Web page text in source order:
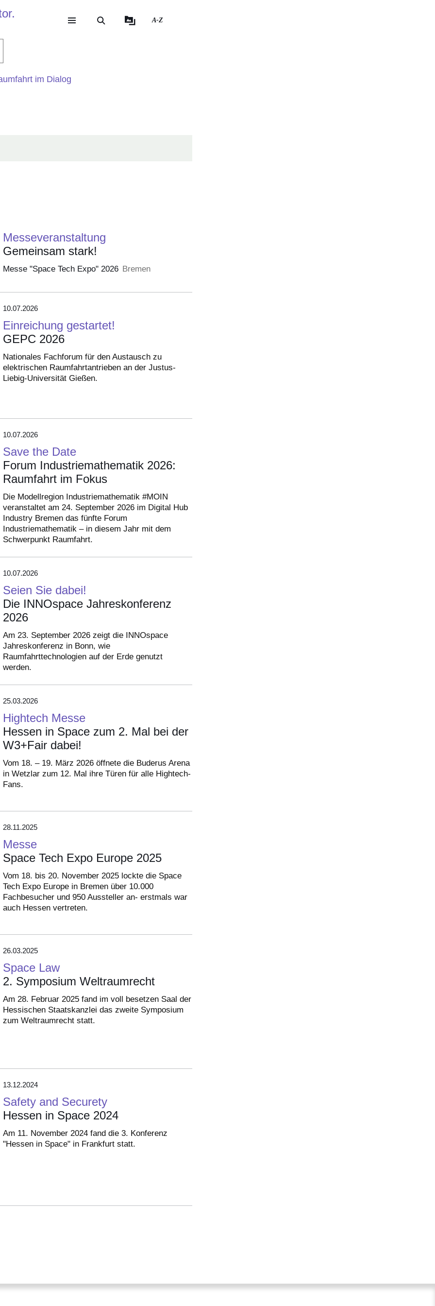
A-Z
im Dialog
Messeveranstaltung
Gemeinsam stark!
Messe "Space Tech Expo" 2026 Bremen
10.07.2026
Einreichung gestartet!
GEPC 2026
Nationales Fachforum für den Austausch zu
elektrischen Raumfahrtantrieben an der Justus-
Liebig-Universität Gießen.
10.07.2026
Save the Date
Forum Industriemathematik 2026:
Raumfahrt im Fokus
Die Modellregion Industriemathematik #MOIN
veranstaltet am 24. September 2026 im Digital Hub
Industry Bremen das fünfte Forum
Industriemathematik – in diesem Jahr mit dem
Schwerpunkt Raumfahrt.
10.07.2026
Seien Sie dabei!
Die INNOspace Jahreskonferenz
2026
Am 23. September 2026 zeigt die INNOspace
Jahreskonferenz in Bonn, wie
Raumfahrttechnologien auf der Erde genutzt
werden.
25.03.2026
Hightech Messe
Hessen in Space zum 2. Mal bei der
W3+Fair dabei!
Vom 18. – 19. März 2026 öffnete die Buderus Arena
in Wetzlar zum 12. Mal ihre Türen für alle Hightech-
Fans.
28.11.2025
Messe
Space Tech Expo Europe 2025
Vom 18. bis 20. November 2025 lockte die Space
Tech Expo Europe in Bremen über 10.000
Fachbesucher und 950 Aussteller an- erstmals war
auch Hessen vertreten.
26.03.2025
Space Law
2. Symposium Weltraumrecht
Am 28. Februar 2025 fand im voll besetzen Saal der
Hessischen Staatskanzlei das zweite Symposium
zum Weltraumrecht statt.
13.12.2024
Safety and Securety
Hessen in Space 2024
Am 11. November 2024 fand die 3. Konferenz
"Hessen in Space" in Frankfurt statt.